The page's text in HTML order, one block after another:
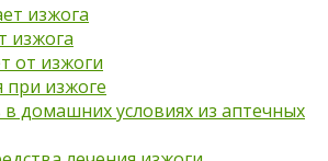
изжога
изжога
от изжоги
при изжоге
домашних условиях из аптечных